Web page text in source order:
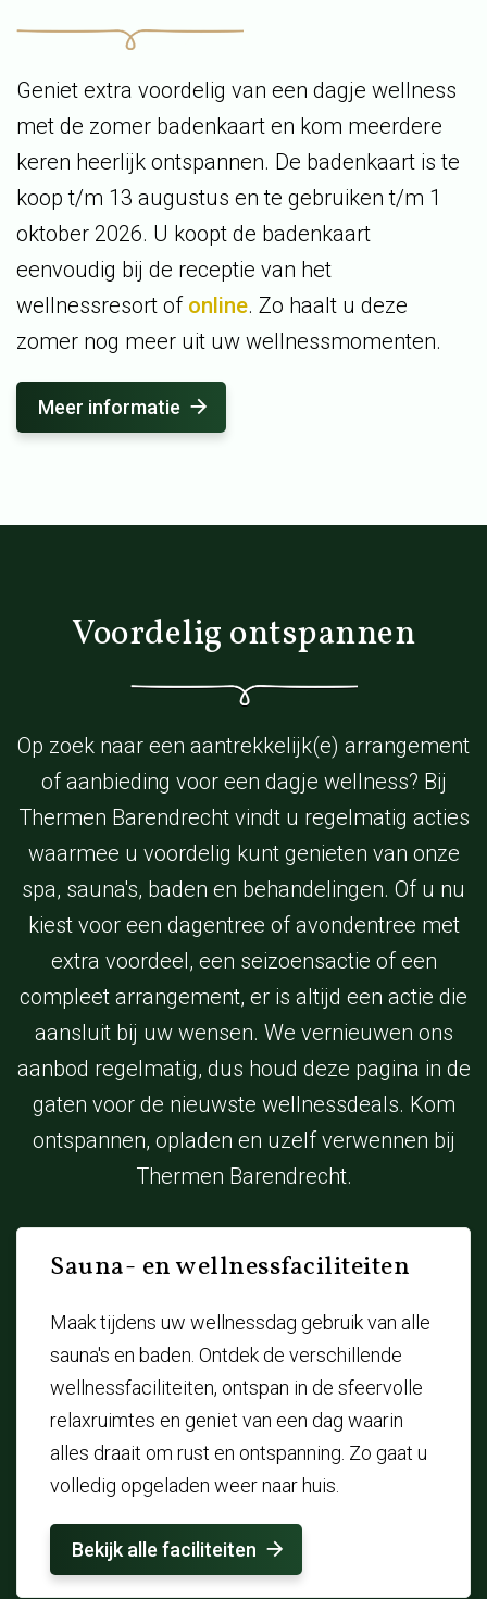
Geniet extra voordelig van een dagje wellness
met de zomer badenkaart en kom meerdere
keren heerlijk ontspannen. De badenkaart is te
koop t/m 13 augustus en te gebruiken t/m 1
oktober 2026. U koopt de badenkaart
eenvoudig bij de receptie van het
wellnessresort of online. Zo haalt u deze
zomer nog meer uit uw wellnessmomenten.
Meer informatie
Voordelig ontspannen
Op zoek naar een aantrekkelijk(e) arrangement
of aanbieding voor een dagje wellness? Bij
Thermen Barendrecht vindt u regelmatig acties
waarmee u voordelig kunt genieten van onze
spa, sauna's, baden en behandelingen. Of u nu
kiest voor een dagentree of avondentree met
extra voordeel, een seizoensactie of een
compleet arrangement, er is altijd een actie die
aansluit bij uw wensen. We vernieuwen ons
aanbod regelmatig, dus houd deze pagina in de
gaten voor de nieuwste wellnessdeals. Kom
ontspannen, opladen en uzelf verwennen bij
Thermen Barendrecht.
Sauna- en wellnessfaciliteiten
Maak tijdens uw wellnessdag gebruik van alle
sauna's en baden. Ontdek de verschillende
wellnessfaciliteiten, ontspan in de sfeervolle
relaxruimtes en geniet van een dag waarin
alles draait om rust en ontspanning. Zo gaat u
volledig opgeladen weer naar huis.
Bekijk alle faciliteiten